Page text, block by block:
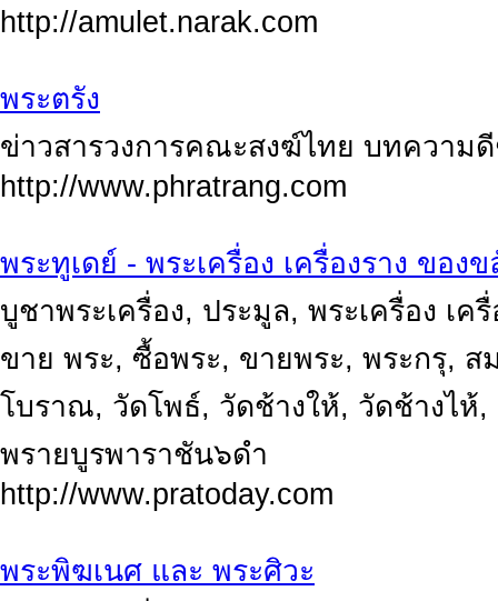
http://amulet.narak.com
พระตรัง
ข่าวสารวงการคณะสงฆ์ไทย บทความ
http://www.phratrang.com
พระทูเดย์ - พระเครื่อง เครื่องราง ของข
บูชาพระเครื่อง, ประมูล, พระเครื่อง เค
ขาย พระ, ซื้อพระ, ขายพระ, พระกรุ,
โบราณ, วัดโพธ์, วัดช้างให้, วัดช้างไห้
พรายบูรพาราชัน๖ดำ
http://www.pratoday.com
พระพิฆเนศ และ พระศิวะ